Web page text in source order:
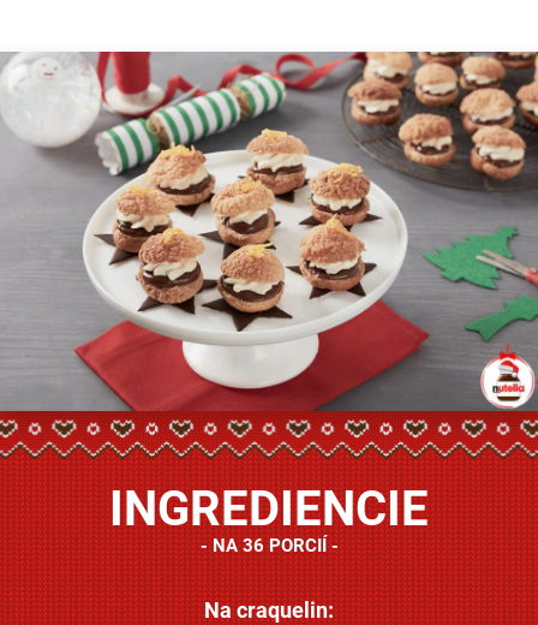
INGREDIENCIE
NA 36 PORCIÍ
Na craquelin: